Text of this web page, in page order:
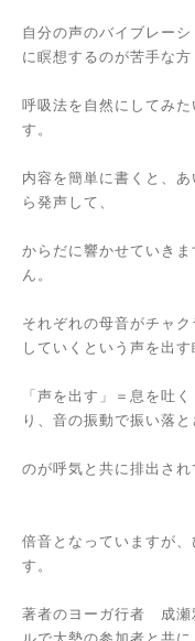
自分の声のバイブレー
に瞑想するのが苦手な方
呼吸法を自然にしてみ
す。
内容を簡単に書くと、
ら発声して、
からだに響かせていき
ん。
それぞれの母音がチャ
していくという声を出す
「声を出す」＝息を吐
り、音の振動で振い落
のが呼気と共に排出され
倍音となっていますが
す。
著者のヨーガ行者 成瀬